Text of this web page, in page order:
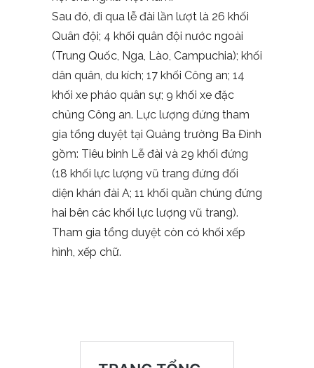
Sau đó, đi qua lễ đài lần lượt là 26 khối
Quân đội; 4 khối quân đội nước ngoài
(Trung Quốc, Nga, Lào, Campuchia); khối
dân quân, du kích; 17 khối Công an; 14
khối xe pháo quân sự; 9 khối xe đặc
chủng Công an. Lực lượng đứng tham
gia tổng duyệt tại Quảng trường Ba Đình
gồm: Tiêu binh Lễ đài và 29 khối đứng
(18 khối lực lượng vũ trang đứng đối
diện khán đài A; 11 khối quần chúng đứng
hai bên các khối lực lượng vũ trang).
Tham gia tổng duyệt còn có khối xếp
hình, xếp chữ.